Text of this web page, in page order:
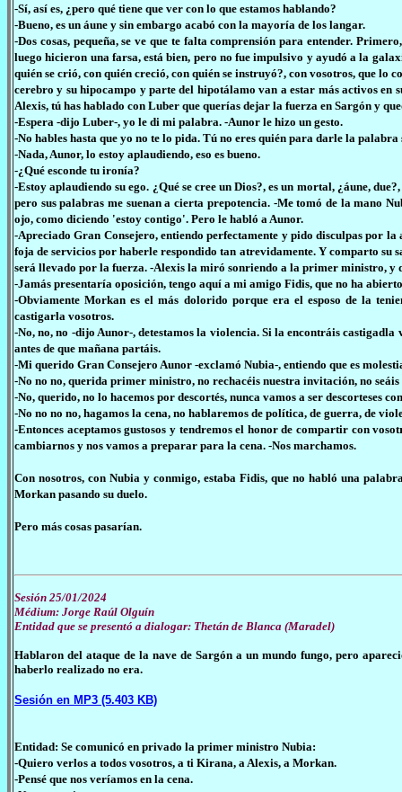
-Sí, así es, ¿pero qué tiene que ver con lo que estamos hablando?
-Bueno, es un áune y sin embargo acabó con la mayoría de los langar.
-Dos cosas, pequeña, se ve que te falta comprensión para entender.
luego hicieron una farsa, está bien, pero no fue impulsivo y ayudó a la
quién se crió, con quién creció, con quién se instruyó?, con vosotros, que lo
cerebro y su hipocampo y parte del hipotálamo van a estar más activos
Alexis, tú has hablado con Luber que querías dejar la fuerza en Sargón y
-Espera -dijo Luber-, yo le di mi palabra. -Aunor le hizo un gesto.
-No hables hasta que yo no te lo pida. Tú no eres quién para darle la
-Nada, Aunor, lo estoy aplaudiendo, eso es bueno.
-¿Qué esconde tu ironía?
-Estoy aplaudiendo su ego. ¿Qué se cree un Dios?, es un mortal, ¿áune,
pero sus palabras me suenan a cierta prepotencia. -Me tomó de la mano
ojo, como diciendo 'estoy contigo'. Pero le habló a Aunor.
-Apreciado Gran Consejero, entiendo perfectamente y pido disculpas por
foja de servicios por haberle respondido tan atrevidamente. Y comparto su
será llevado por la fuerza. -Alexis la miró sonriendo a la primer ministro, y
-Jamás presentaría oposición, tengo aquí a mi amigo Fidis, que no ha
-Obviamente Morkan es el más dolorido porque era el esposo de la
castigarla vosotros.
-No, no, no -dijo Aunor-, detestamos la violencia. Si la encontráis
antes de que mañana partáis.
-Mi querido Gran Consejero Aunor -exclamó Nubia-, entiendo que es
-No no no, querida primer ministro, no rechacéis nuestra invitación, no seáis
-No, querido, no lo hacemos por descortés, nunca vamos a ser descorteses
-No no no no, hagamos la cena, no hablaremos de política, de guerra, de
-Entonces aceptamos gustosos y tendremos el honor de compartir con
cambiarnos y nos vamos a preparar para la cena. -Nos marchamos.
Con nosotros, con Nubia y conmigo, estaba Fidis, que no habló una
Morkan pasando su duelo.
Pero más cosas pasarían.
Sesión 25/01/2024
Médium: Jorge Raúl Olguín
Entidad que se presentó a dialogar: Thetán de Blanca (Maradel)
Hablaron del ataque de la nave de Sargón a un mundo fungo, pero
haberlo realizado no era.
Sesión en MP3 (5.403 KB)
Entidad: Se comunicó en privado la primer ministro Nubia:
-Quiero verlos a todos vosotros, a ti Kirana, a Alexis, a Morkan.
-Pensé que nos veríamos en la cena.